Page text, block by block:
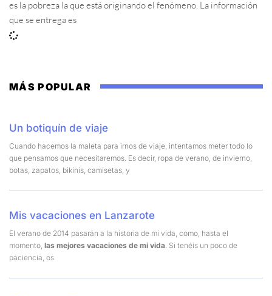
MÁS POPULAR
Un botiquín de viaje
Cuando hacemos la maleta para irnos de viaje, intentamos meter todo lo
que pensamos que necesitaremos. Es decir, ropa de verano, de invierno,
botas, zapatos, bikinis, camisetas, y
Mis vacaciones en Lanzarote
El verano de 2014 pasarán a la historia de mi vida, como, hasta el
momento, las mejores vacaciones de mi vida. Si tenéis un poco de
paciencia, os
es la pobreza la que está originando el fenómeno. La información
que se entrega es